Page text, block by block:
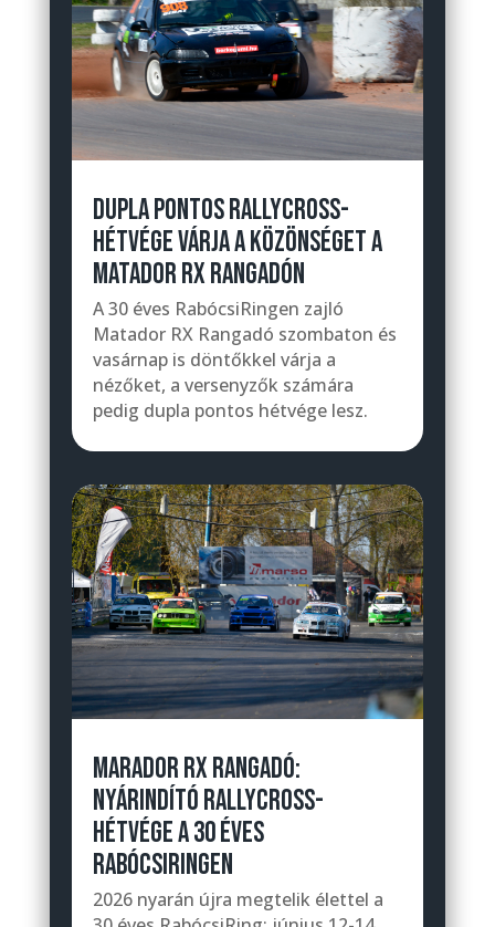
DUPLA PONTOS RALLYCROSS-
HÉTVÉGE VÁRJA A KÖZÖNSÉGET A
MATADOR RX RANGADÓN
A 30 éves RabócsiRingen zajló
Matador RX Rangadó szombaton és
vasárnap is döntőkkel várja a
nézőket, a versenyzők számára
pedig dupla pontos hétvége lesz.
MARADOR RX RANGADÓ:
NYÁRINDÍTÓ RALLYCROSS-
HÉTVÉGE A 30 ÉVES
RABÓCSIRINGEN
2026 nyarán újra megtelik élettel a